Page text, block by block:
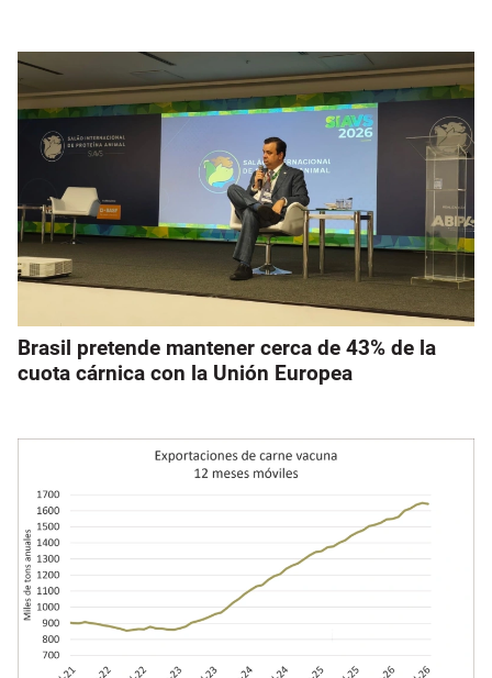
Brasil pretende mantener cerca de 43% de la
cuota cárnica con la Unión Europea